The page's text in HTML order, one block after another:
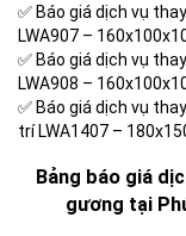
✅ Báo giá dịch vụ
LWA907 –
✅ Báo giá dịch vụ
LWA908 –
✅ Báo giá dịch vụ
trí LWA1407 –
Bảng báo giá
gương tại